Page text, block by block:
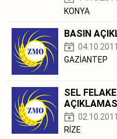
KONYA
BASIN
04.10.2011
GAZİANTEP
SEL
02.10.2011
RİZE